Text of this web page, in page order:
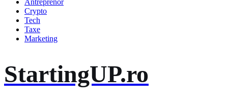
Crypto
Tech
Taxe
Marketing
StartingUP.ro